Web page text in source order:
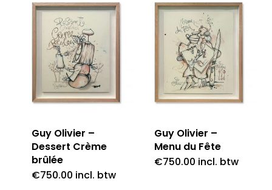
Guy Olivier –
Dessert Crème
brûlée
€750.00 incl. btw
Guy Olivier –
Menu du Fête
€750.00 incl. btw